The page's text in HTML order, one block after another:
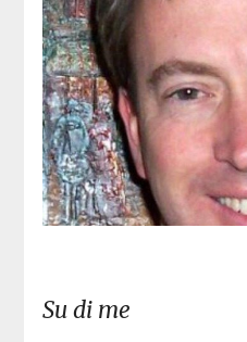
Su di me